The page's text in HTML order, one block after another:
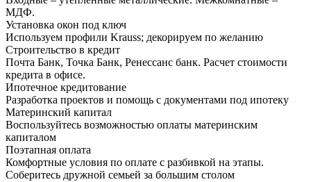
МДФ.
Установка окон под ключ
Используем профили Krauss; декорируем по желанию
Строительство в кредит
Почта Банк, Точка Банк, Ренессанс банк. Расчет стоимости
кредита в офисе.
Ипотечное кредитование
Разработка проектов и помощь с документами под ипотеку
Материнский капитал
Воспользуйтесь возможностью оплаты материнским
капиталом
Поэтапная оплата
Комфортные условия по оплате с разбивкой на этапы.
Соберитесь дружной семьей за большим столом